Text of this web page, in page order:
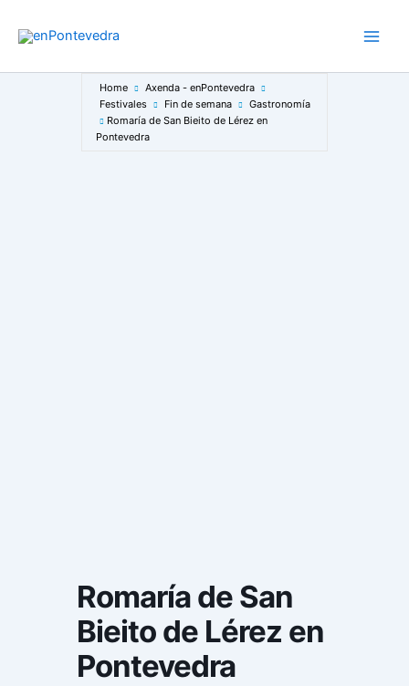
Home
Axenda - enPontevedra
Festivales
Fin de semana
Gastronomía
Romaría de San Bieito de Lérez en
Pontevedra
Romaría de San
Bieito de Lérez en
Pontevedra